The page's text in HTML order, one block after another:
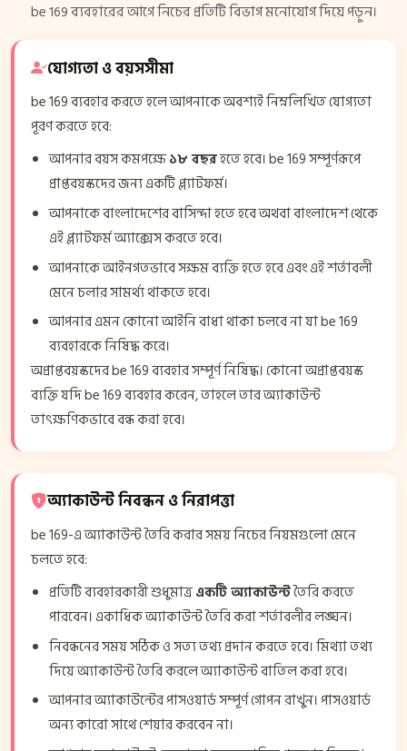
be 169 ব্যবহারের আগে নিচের প্রতিটি বিভাগ মনোযোগ দিয়ে পড়ুন।
যোগ্যতা ও বয়সসীমা
be 169 ব্যবহার করতে হলে আপনাকে অবশ্যই নিম্নলিখিত যোগ্যতা
পূরণ করতে হবে:
আপনার বয়স কমপক্ষে১৮ বছরহতে হবে। be 169 সম্পূর্ণরূপে
প্রাপ্তবয়স্কদের জন্য একটি প্ল্যাটফর্ম।
আপনাকে বাংলাদেশের বাসিন্দা হতে হবে অথবা বাংলাদেশ থেকে
এই প্ল্যাটফর্ম অ্যাক্সেস করতে হবে।
আপনাকে আইনগতভাবে সক্ষম ব্যক্তি হতে হবে এবং এই শর্তাবলী
মেনে চলার সামর্থ্য থাকতে হবে।
আপনার এমন কোনো আইনি বাধা থাকা চলবে না যা be 169
ব্যবহারকে নিষিদ্ধ করে।
অপ্রাপ্তবয়স্কদের be 169 ব্যবহার সম্পূর্ণ নিষিদ্ধ। কোনো অপ্রাপ্তবয়স্ক
ব্যক্তি যদি be 169 ব্যবহার করেন, তাহলে তার অ্যাকাউন্ট
তাৎক্ষণিকভাবে বন্ধ করা হবে।
অ্যাকাউন্ট নিবন্ধন ও নিরাপত্তা
be 169-এ অ্যাকাউন্ট তৈরি করার সময় নিচের নিয়মগুলো মেনে
চলতে হবে:
প্রতিটি ব্যবহারকারী শুধুমাত্রএকটি অ্যাকাউন্টতৈরি করতে
পারবেন। একাধিক অ্যাকাউন্ট তৈরি করা শর্তাবলীর লঙ্ঘন।
নিবন্ধনের সময় সঠিক ও সত্য তথ্য প্রদান করতে হবে। মিথ্যা তথ্য
দিয়ে অ্যাকাউন্ট তৈরি করলে অ্যাকাউন্ট বাতিল করা হবে।
আপনার অ্যাকাউন্টের পাসওয়ার্ড সম্পূর্ণ গোপন রাখুন। পাসওয়ার্ড
অন্য কারো সাথে শেয়ার করবেন না।